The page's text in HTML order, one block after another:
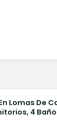
Lomas De
4